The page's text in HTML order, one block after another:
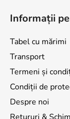
Informații
Tabel cu mărimi
Transport
Termeni și
Condiții de
Despre noi